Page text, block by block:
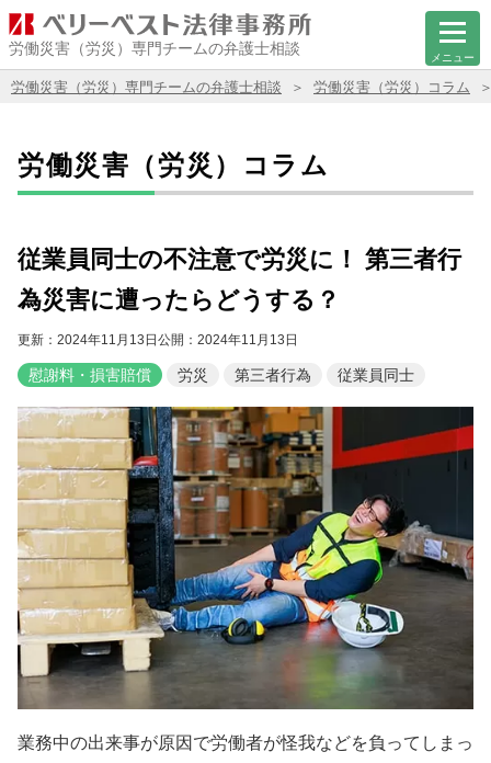
労働災害（労災）専門チームの弁護士相談
メニュー
労働災害（労災）専門チームの弁護士相談 労働災害（労災）コラム
労働災害（労災）コラム
従業員同士の不注意で労災に！ 第三者行
為災害に遭ったらどうする？
更新：2024年11月13日公開：2024年11月13日
慰謝料・損害賠償 労災 第三者行為 従業員同士
業務中の出来事が原因で労働者が怪我などを負ってしまっ